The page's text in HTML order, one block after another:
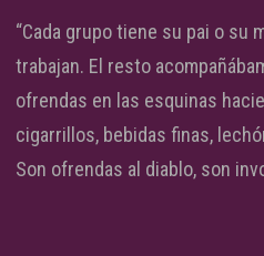
“Cada grupo tiene su pai o su
trabajan. El resto
ofrendas en las esquinas
cigarrillos, bebidas finas,
Son ofrendas al diablo, son